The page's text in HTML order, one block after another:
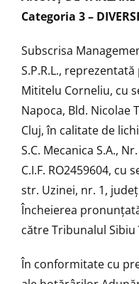
Categoria 3 –
Subscrisa
S.P.R.L.,
Mititelu Corneliu, cu
Napoca, Bld. Nicolae
Cluj, în calitate de
S.C. Mecanica S.A.,
C.I.F. RO2459604, cu
str. Uzinei, nr. 1,
Încheierea
către Tribunalul
În conformitate cu